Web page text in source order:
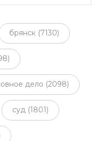
брянск (7130)
дело (2098)
суд (1801)